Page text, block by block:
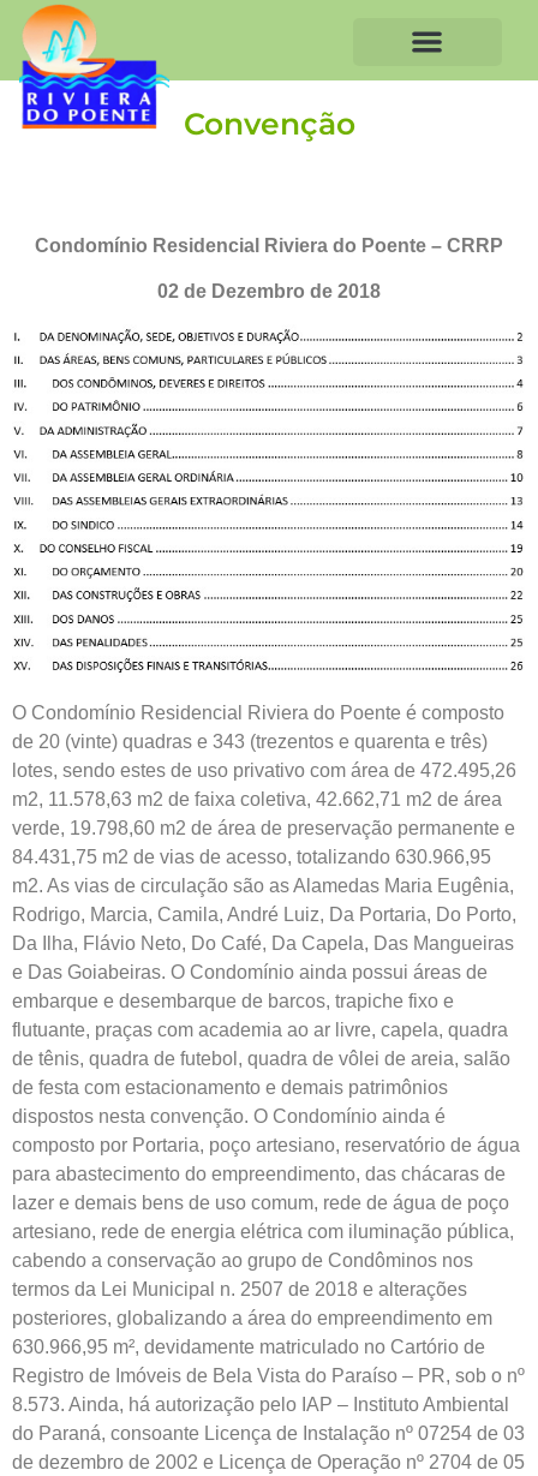
Convenção
Condomínio Residencial Riviera do Poente – CRRP
02 de Dezembro de 2018
O Condomínio Residencial Riviera do Poente é composto
de 20 (vinte) quadras e 343 (trezentos e quarenta e três)
lotes, sendo estes de uso privativo com área de 472.495,26
m2, 11.578,63 m2 de faixa coletiva, 42.662,71 m2 de área
verde, 19.798,60 m2 de área de preservação permanente e
84.431,75 m2 de vias de acesso, totalizando 630.966,95
m2. As vias de circulação são as Alamedas Maria Eugênia,
Rodrigo, Marcia, Camila, André Luiz, Da Portaria, Do Porto,
Da Ilha, Flávio Neto, Do Café, Da Capela, Das Mangueiras
e Das Goiabeiras. O Condomínio ainda possui áreas de
embarque e desembarque de barcos, trapiche fixo e
flutuante, praças com academia ao ar livre, capela, quadra
de tênis, quadra de futebol, quadra de vôlei de areia, salão
de festa com estacionamento e demais patrimônios
dispostos nesta convenção. O Condomínio ainda é
composto por Portaria, poço artesiano, reservatório de água
para abastecimento do empreendimento, das chácaras de
lazer e demais bens de uso comum, rede de água de poço
artesiano, rede de energia elétrica com iluminação pública,
cabendo a conservação ao grupo de Condôminos nos
termos da Lei Municipal n. 2507 de 2018 e alterações
posteriores, globalizando a área do empreendimento em
630.966,95 m², devidamente matriculado no Cartório de
Registro de Imóveis de Bela Vista do Paraíso – PR, sob o nº
8.573. Ainda, há autorização pelo IAP – Instituto Ambiental
do Paraná, consoante Licença de Instalação nº 07254 de 03
de dezembro de 2002 e Licença de Operação nº 2704 de 05